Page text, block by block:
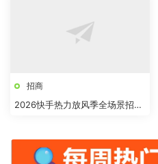
招商
2026快手热力放风季全场景招商